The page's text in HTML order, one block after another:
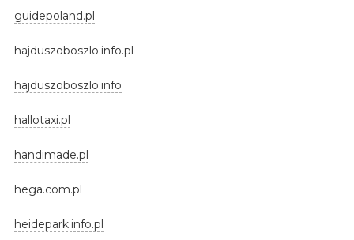
guidepoland.pl
hajduszoboszlo.info.pl
hajduszoboszlo.info
hallotaxi.pl
handimade.pl
hega.com.pl
heidepark.info.pl